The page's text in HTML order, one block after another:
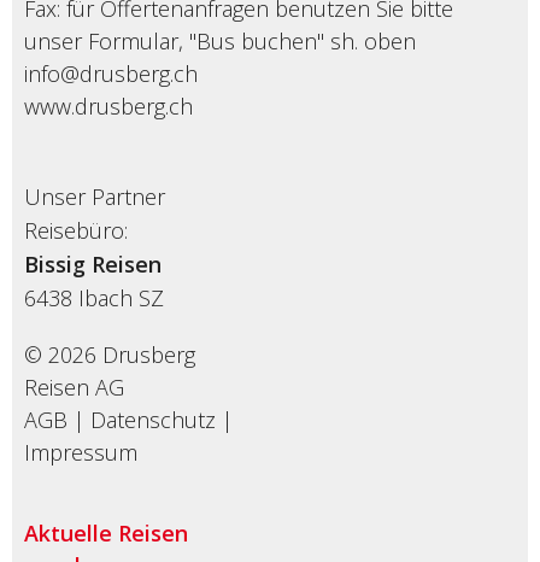
Fax: für Offertenanfragen benutzen Sie bitte
unser Formular, "Bus buchen" sh. oben
info@drusberg.ch
www.drusberg.ch
Unser Partner
Reisebüro:
Bissig Reisen
6438 Ibach SZ
© 2026 Drusberg
Reisen AG
AGB | Datenschutz |
Impressum
Aktuelle Reisen